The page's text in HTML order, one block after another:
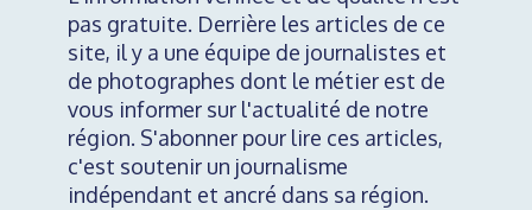
pas gratuite. Derrière les articles de ce
site, il y a une équipe de journalistes et
de photographes dont le métier est de
vous informer sur l'actualité de notre
région. S'abonner pour lire ces articles,
c'est soutenir un journalisme
indépendant et ancré dans sa région.